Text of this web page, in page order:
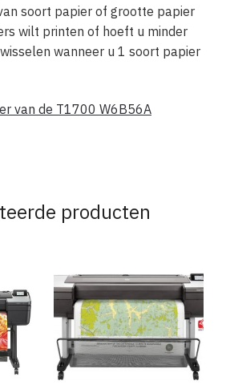
soort papier of grootte papier
wilt printen of hoeft u minder
wanneer u 1 soort papier
van de T1700 W6B56A
producten